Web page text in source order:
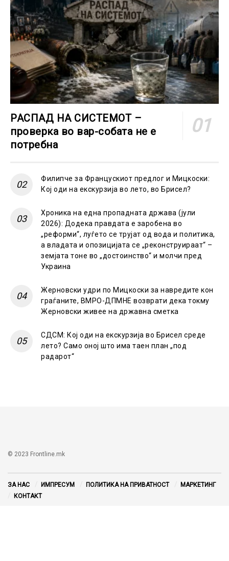
РАСПАД НА СИСТЕМОТ –
проверка во вар-собата не е
потребна
Филипче за Францускиот предлог и Мицкоски:
Кој оди на екскурзија во лето, во Брисел?
Хроника на една пропадната држава (јули
2026): Додека правдата е заробена во
„реформи“, луѓето се трујат од вода и политика,
а владата и опозицијата се „реконструираат“ –
земјата тоне во „достоинство“ и молчи пред
Украина
Жерновски удри по Мицкоски за навредите кон
граѓаните, ВМРО-ДПМНЕ возврати дека токму
Жерновски живее на државна сметка
СДСМ: Кој оди на екскурзија во Брисел среде
лето? Само оној што има таен план „под
радарот“
© 2023 Frontline.mk
ЗА НАС ИМПРЕСУМ ПОЛИТИКА НА ПРИВАТНОСТ
МАРКЕТИНГ
КОНТАКТ